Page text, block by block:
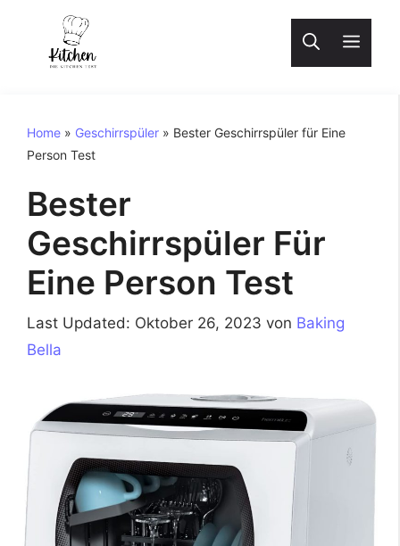
springen
Home » Geschirrspüler » Bester Geschirrspüler für Eine
Person Test
Bester
Geschirrspüler Für
Eine Person Test
Oktober 26, 2023 von Baking
Bella